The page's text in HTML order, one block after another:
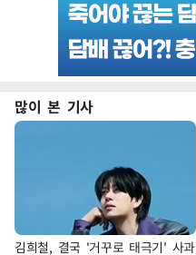
많이 본 기사
김희철, 결국 '거꾸로 태극기' 사과